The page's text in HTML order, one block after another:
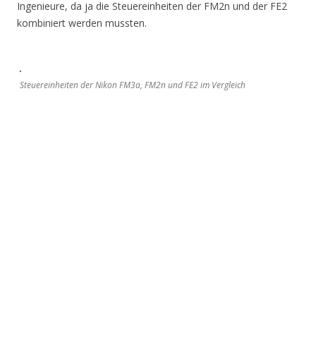
Ingenieure, da ja die Steuereinheiten der FM2n und der FE2
kombiniert werden mussten.
Steuereinheiten der Nikon FM3a, FM2n und FE2 im Vergleich